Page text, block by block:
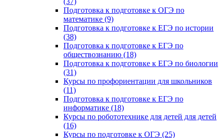
Подготовка к подготовке к ОГЭ по
математике (9)
Подготовка к подготовке к ЕГЭ по истории
(38)
Подготовка к подготовке к ЕГЭ по
обществознанию (18)
Подготовка к подготовке к ЕГЭ по биологии
(31)
Курсы по профориентации для школьников
(11)
Подготовка к подготовке к ЕГЭ по
информатике (18)
Курсы по робототехнике для детей для детей
(16)
Курсы по подготовке к ОГЭ (25)